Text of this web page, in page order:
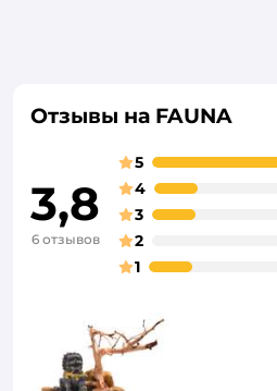
Отзывы на FAUNA
3,8
6 отзывов
5
4
3
2
1